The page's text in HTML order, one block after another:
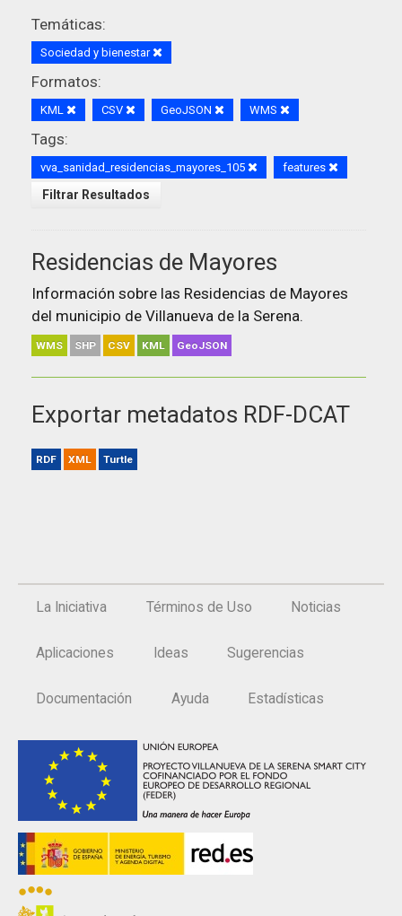
Temáticas:
Sociedad y bienestar
Formatos:
KML CSV GeoJSON WMS
Tags:
vva_sanidad_residencias_mayores_105 features
Filtrar Resultados
Residencias de Mayores
Información sobre las Residencias de Mayores
del municipio de Villanueva de la Serena.
WMS SHP CSV KML GeoJSON
Exportar metadatos RDF-DCAT
RDF XML Turtle
La Iniciativa Términos de Uso Noticias
Aplicaciones Ideas Sugerencias
Documentación Ayuda Estadísticas